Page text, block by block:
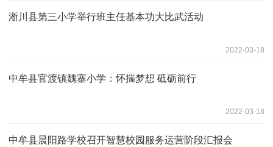
淅川县第三小学举行班主任基本功大比武活动
2022-03-18
中牟县官渡镇魏寨小学：怀揣梦想 砥砺前行
2022-03-18
中牟县晨阳路学校召开智慧校园服务运营阶段汇报会